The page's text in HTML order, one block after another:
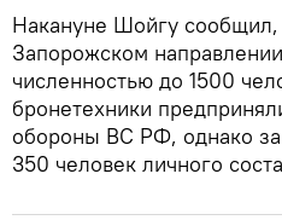
Накануне Шойгу сообщил,
Запорожском
численностью до 1500
бронетехники
обороны ВС РФ, однако за
350 человек личного